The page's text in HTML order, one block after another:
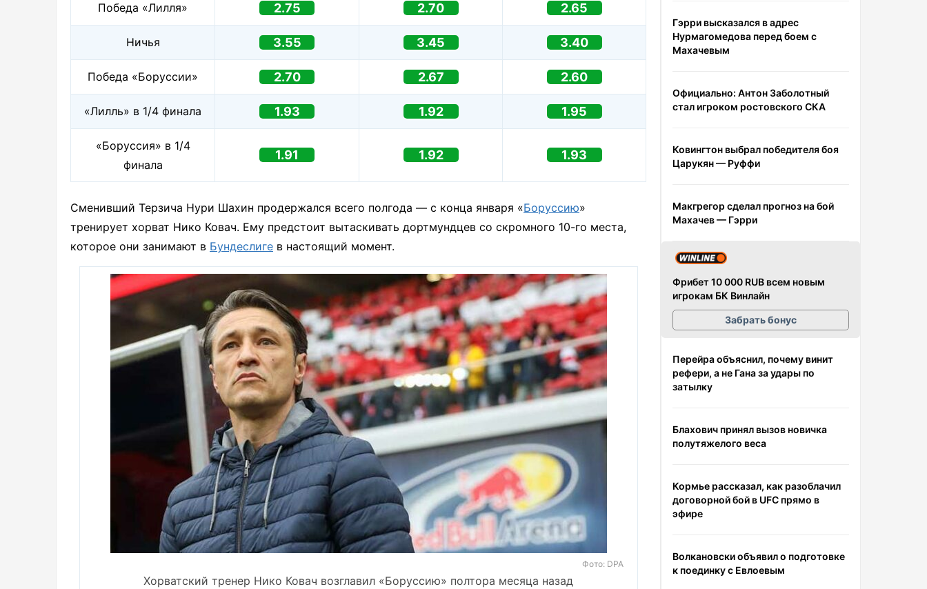
Победа «Лилля» 2.75 2.70 2.65
Ничья 3.55 3.45 3.40
Победа «Боруссии» 2.70 2.67 2.60
«Лилль» в 1/4 финала 1.93 1.92 1.95
«Боруссия» в 1/4
финала
1.91 1.92 1.93
Сменивший Терзича Нури Шахин продержался всего полгода — с конца января «Боруссию»
тренирует хорват Нико Ковач. Ему предстоит вытаскивать дортмундцев со скромного 10-го места,
которое они занимают в Бундеслиге в настоящий момент.
Фото: DPA
Хорватский тренер Нико Ковач возглавил «Боруссию» полтора месяца назад
Гэрри высказался в адрес
Нурмагомедова перед боем с
Махачевым
Официально: Антон Заболотный
стал игроком ростовского СКА
Ковингтон выбрал победителя боя
Царукян — Руффи
Макгрегор сделал прогноз на бой
Махачев — Гэрри
Фрибет 10 000 RUB всем новым
игрокам БК Винлайн
Забрать бонус
Перейра объяснил, почему винит
рефери, а не Гана за удары по
затылку
Блахович принял вызов новичка
полутяжелого веса
Кормье рассказал, как разоблачил
договорной бой в UFC прямо в
эфире
Волкановски объявил о подготовке
к поединку с Евлоевым